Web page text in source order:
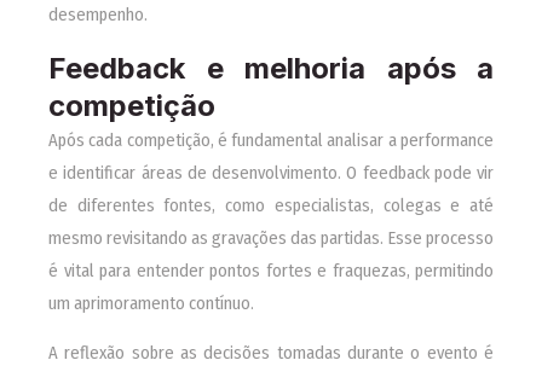
desempenho.
Feedback e melhoria após a
competição
Após cada competição, é fundamental analisar a performance
e identificar áreas de desenvolvimento. O feedback pode vir
de diferentes fontes, como especialistas, colegas e até
mesmo revisitando as gravações das partidas. Esse processo
é vital para entender pontos fortes e fraquezas, permitindo
um aprimoramento contínuo.
A reflexão sobre as decisões tomadas durante o evento é